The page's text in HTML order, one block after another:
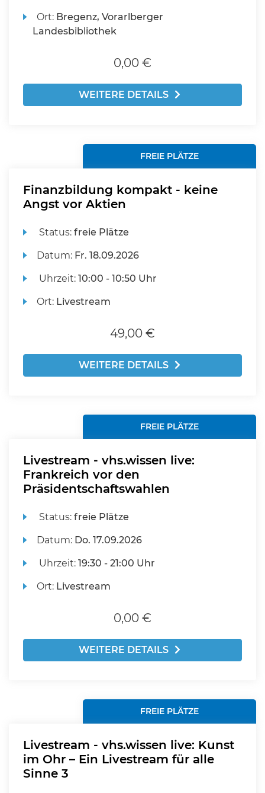
Ort: Bregenz, Vorarlberger
Landesbibliothek
0,00 €
WEITERE DETAILS
FREIE PLÄTZE
Finanzbildung kompakt - keine
Angst vor Aktien
Status:freie Plätze
Datum: Fr. 18.09.2026
Uhrzeit:10:00 - 10:50 Uhr
Ort: Livestream
49,00 €
WEITERE DETAILS
FREIE PLÄTZE
Livestream - vhs.wissen live:
Frankreich vor den
Präsidentschaftswahlen
Status:freie Plätze
Datum: Do. 17.09.2026
Uhrzeit:19:30 - 21:00 Uhr
Ort: Livestream
0,00 €
WEITERE DETAILS
FREIE PLÄTZE
Livestream - vhs.wissen live: Kunst
im Ohr – Ein Livestream für alle
Sinne 3